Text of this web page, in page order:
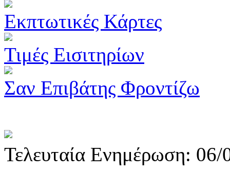
Εκπτωτικές Κάρτες
Τιμές Εισιτηρίων
Σαν Επιβάτης Φροντίζω
Τελευταία Ενημέρωση: